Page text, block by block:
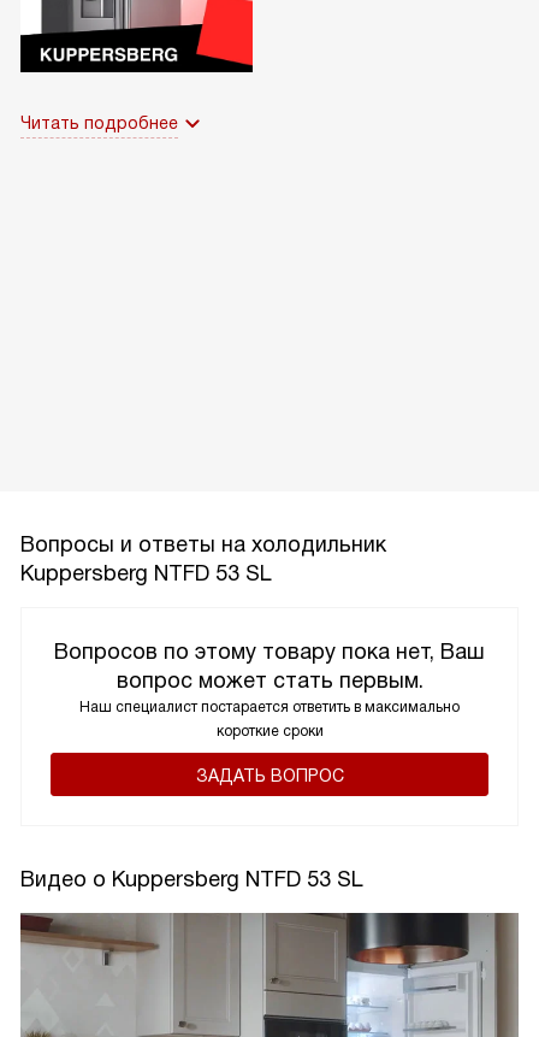
Читать подробнее
Вопросы и ответы на холодильник
Kuppersberg NTFD 53 SL
Вопросов по этому товару пока нет, Ваш
вопрос может стать первым.
Наш специалист постарается ответить в максимально
короткие сроки
ЗАДАТЬ ВОПРОС
Видео о Kuppersberg NTFD 53 SL